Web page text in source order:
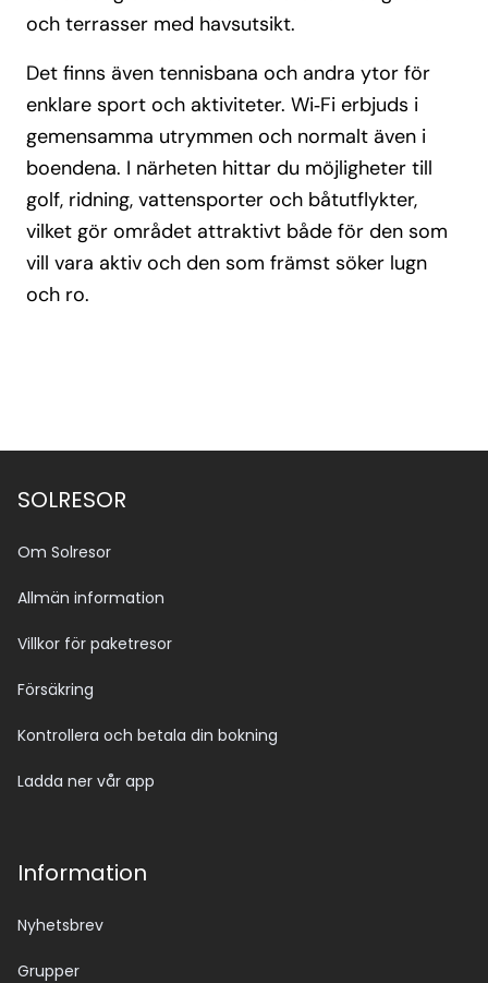
och terrasser med havsutsikt.
Det finns även tennisbana och andra ytor för
enklare sport och aktiviteter. Wi‑Fi erbjuds i
gemensamma utrymmen och normalt även i
boendena. I närheten hittar du möjligheter till
golf, ridning, vattensporter och båtutflykter,
vilket gör området attraktivt både för den som
vill vara aktiv och den som främst söker lugn
och ro.
SOLRESOR
Om Solresor
Allmän information
Villkor för paketresor
Försäkring
Kontrollera och betala din bokning
Ladda ner vår app
Information
Nyhetsbrev
Grupper